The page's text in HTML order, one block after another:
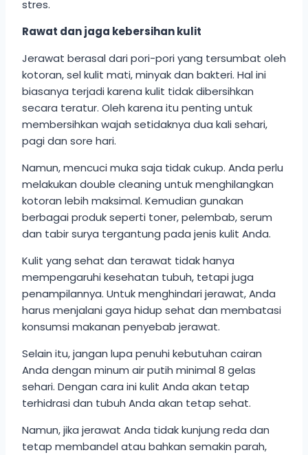
stres.
Rawat dan jaga kebersihan kulit
Jerawat berasal dari pori-pori yang tersumbat oleh
kotoran, sel kulit mati, minyak dan bakteri. Hal ini
biasanya terjadi karena kulit tidak dibersihkan
secara teratur. Oleh karena itu penting untuk
membersihkan wajah setidaknya dua kali sehari,
pagi dan sore hari.
Namun, mencuci muka saja tidak cukup. Anda perlu
melakukan double cleaning untuk menghilangkan
kotoran lebih maksimal. Kemudian gunakan
berbagai produk seperti toner, pelembab, serum
dan tabir surya tergantung pada jenis kulit Anda.
Kulit yang sehat dan terawat tidak hanya
mempengaruhi kesehatan tubuh, tetapi juga
penampilannya. Untuk menghindari jerawat, Anda
harus menjalani gaya hidup sehat dan membatasi
konsumsi makanan penyebab jerawat.
Selain itu, jangan lupa penuhi kebutuhan cairan
Anda dengan minum air putih minimal 8 gelas
sehari. Dengan cara ini kulit Anda akan tetap
terhidrasi dan tubuh Anda akan tetap sehat.
Namun, jika jerawat Anda tidak kunjung reda dan
tetap membandel atau bahkan semakin parah,